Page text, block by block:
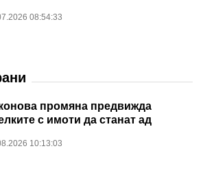
08:54:33
промяна предвижда
с имоти да станат ад
10:13:03